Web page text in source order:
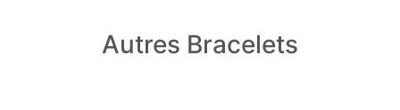
Autres Bracelets